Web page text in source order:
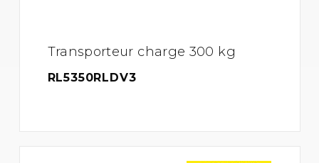
Transporteur charge 300 kg
RL5350RLDV3